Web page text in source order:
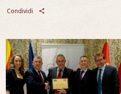
Condividi